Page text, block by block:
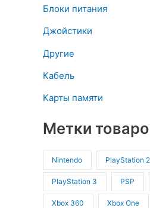
Блоки питания
Джойстики
Другие
Кабель
Карты памяти
Метки
Nintendo PlayStation 2
PlayStation 3 PSP
Xbox 360 Xbox One